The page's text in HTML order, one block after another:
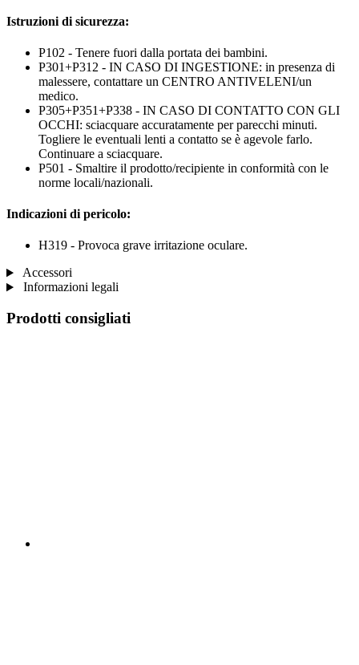
Istruzioni di sicurezza:
P102 - Tenere fuori dalla portata dei bambini.
P301+P312 - IN CASO DI INGESTIONE: in presenza di
malessere, contattare un CENTRO ANTIVELENI/un
medico.
P305+P351+P338 - IN CASO DI CONTATTO CON GLI
OCCHI: sciacquare accuratamente per parecchi minuti.
Togliere le eventuali lenti a contatto se è agevole farlo.
Continuare a sciacquare.
P501 - Smaltire il prodotto/recipiente in conformità con le
norme locali/nazionali.
Indicazioni di pericolo:
H319 - Provoca grave irritazione oculare.
Accessori
Informazioni legali
Prodotti consigliati